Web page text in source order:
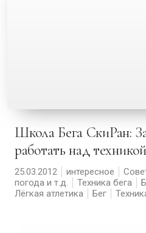
Школа Бега СкиРан: Зачем начинающим
работать над
25.03.2012 интересное
погода и т.д.
Техника бега
Лёгкая атлетика
Бег